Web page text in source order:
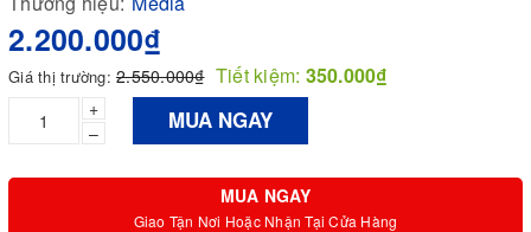
2.200.000₫
Giá thị trường: 2.550.000₫ Tiết kiệm: 350.000₫
+
–
MUA NGAY
MUA NGAY
Giao Tận Nơi Hoặc Nhận Tại Cửa Hàng